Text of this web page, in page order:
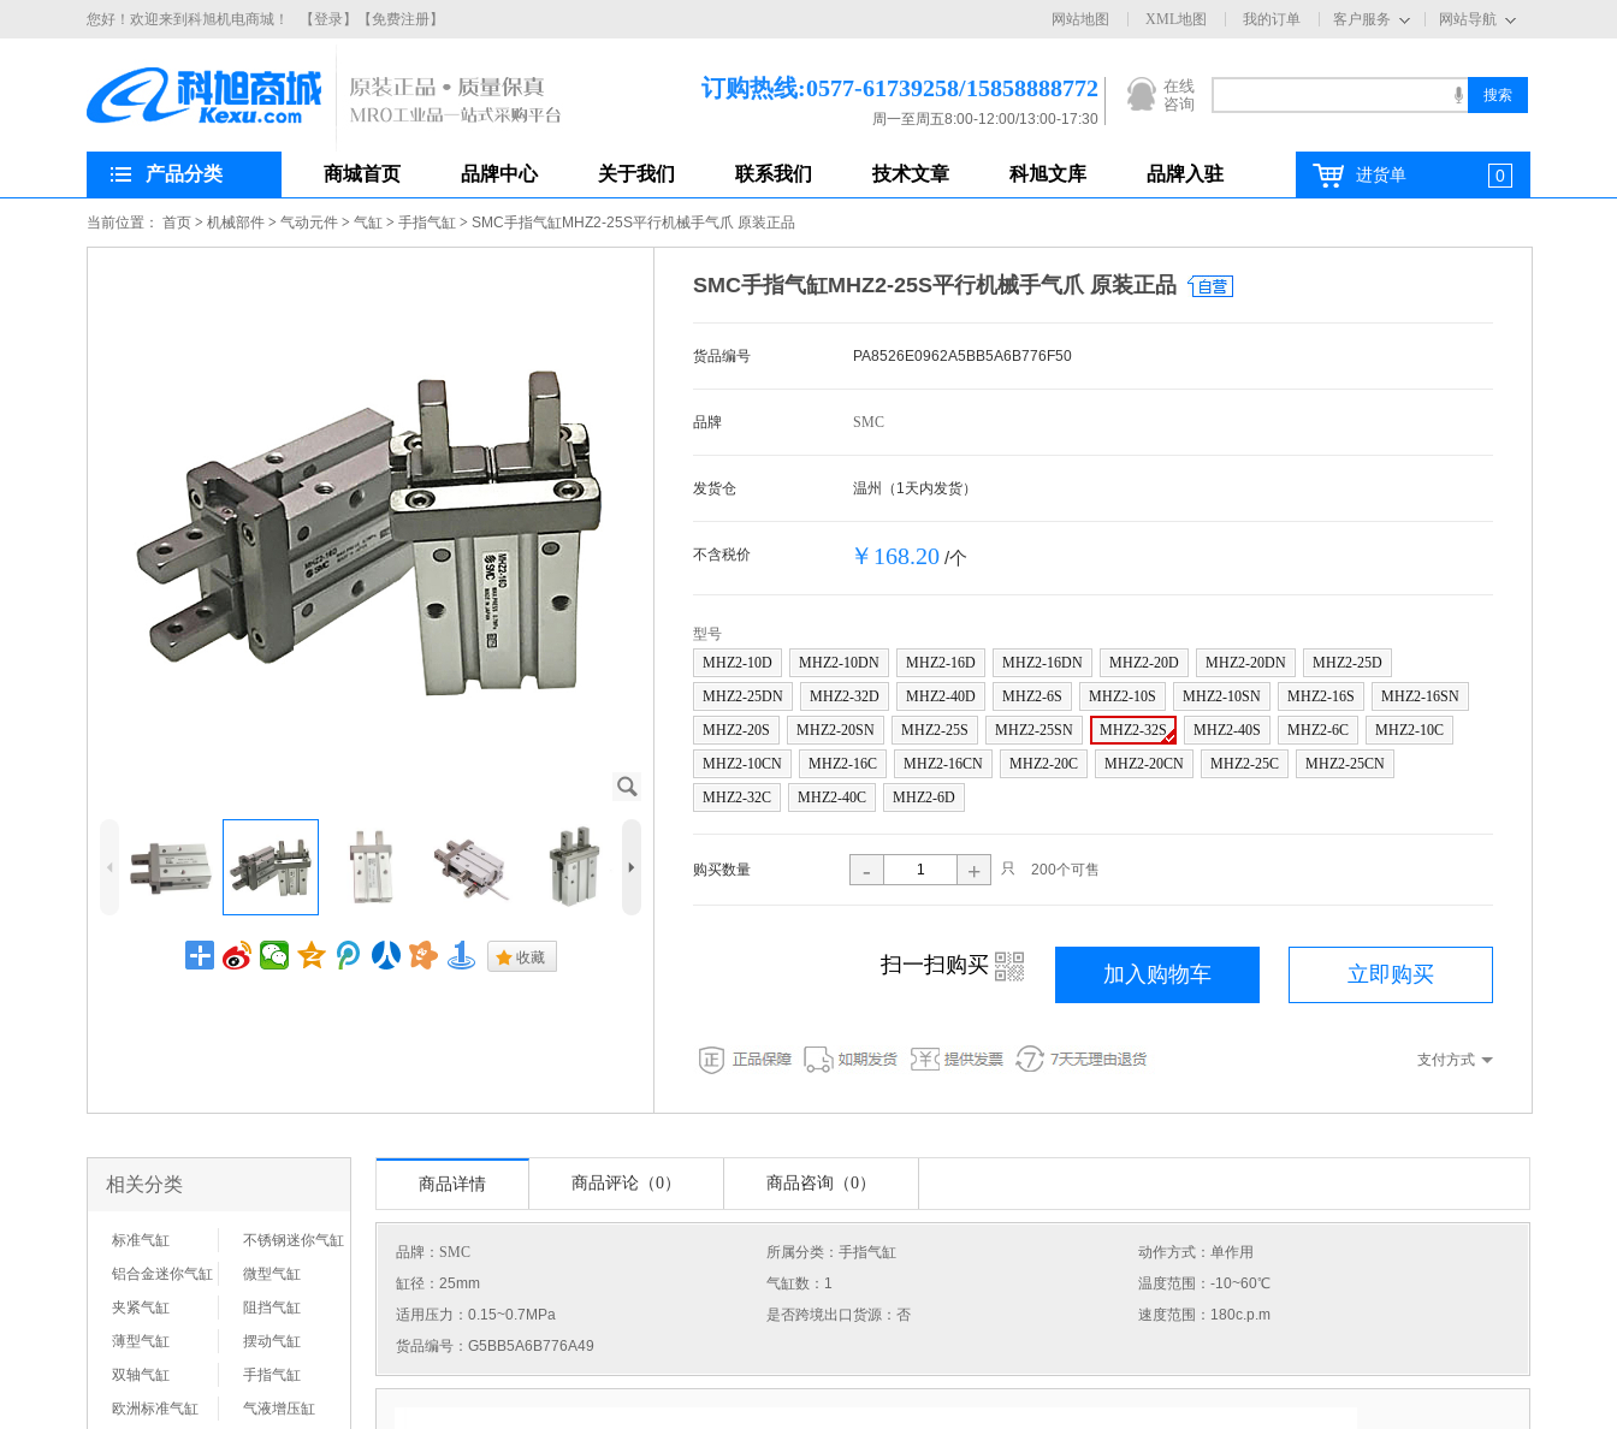
您好！欢迎来到科旭机电商城！ 【登录】 【免费注册】 网站导航
客户服务
网站地图 XML地图 我的订单
在线
咨询
订购热线:0577-61739258/15858888772
周一至周五8:00-12:00/13:00-17:30
产品分类 商城首页 品牌中心 关于我们 联系我们 技术文章 科旭文库 品牌入驻 进货单 0
当前位置： 首页 > 机械部件 > 气动元件 > 气缸 > 手指气缸 > SMC手指气缸MHZ2-25S平行机械手气爪 原装正品
J
4 5
. 收藏
SMC手指气缸MHZ2-25S平行机械手气爪 原装正品
货品编号 PA8526E0962A5BB5A6B776F50
品牌 SMC
发货仓 温州（1天内发货）
不含税价 ￥168.20 /个
型号
MHZ2-10D
MHZ2-10DN MHZ2-16D MHZ2-16DN MHZ2-20D MHZ2-20DN
MHZ2-25D
MHZ2-25DN
MHZ2-32D MHZ2-40D MHZ2-6S MHZ2-10S MHZ2-10SN MHZ2-16S
MHZ2-16SN
MHZ2-20S
MHZ2-20SN MHZ2-25S MHZ2-25SN MHZ2-32S MHZ2-40S MHZ2-6C
MHZ2-10C
MHZ2-10CN
MHZ2-16C MHZ2-16CN MHZ2-20C MHZ2-20CN MHZ2-25C
MHZ2-25CN
MHZ2-32C
MHZ2-40C MHZ2-6D
购买数量 - + 只 200个可售
立即购买
加入购物车
扫一扫购买 i
支付方式
相关分类
标准气缸
不锈钢迷你气缸
铝合金迷你气缸
微型气缸
夹紧气缸
阻挡气缸
薄型气缸
摆动气缸
双轴气缸
手指气缸
欧洲标准气缸
气液增压缸
商品详情 商品评论（0） 商品咨询（0）
品牌： SMC 所属分类：手指气缸
动作方式：单作用
缸径：25mm
气缸数：1
温度范围：-10~60℃
适用压力：0.15~0.7MPa
是否跨境出口货源：否
速度范围：180c.p.m
货品编号：G5BB5A6B776A49